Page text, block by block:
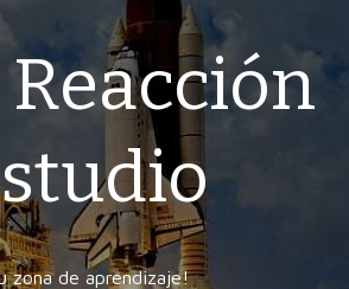
zona de aprendizaje!